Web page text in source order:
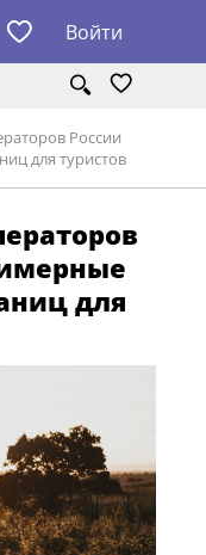
Войти
России
для туристов
для